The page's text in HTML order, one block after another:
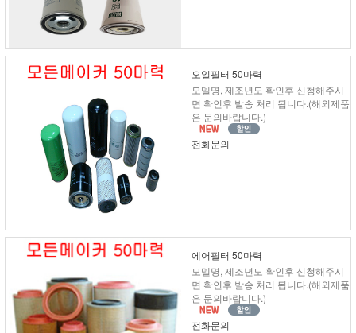
오일필터 50마력
모델명, 제조년도 확인후 신청해주시
면 확인후 발송 처리 됩니다.(해외제품
은 문의바랍니다.)
전화문의
에어필터 50마력
모델명, 제조년도 확인후 신청해주시
면 확인후 발송 처리 됩니다.(해외제품
은 문의바랍니다.)
전화문의